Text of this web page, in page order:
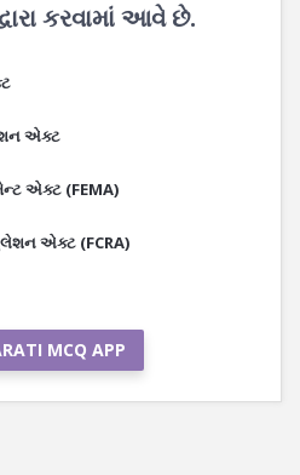
કરવામાં આવે છે.
એક્ટ
એક્ટ (FEMA)
એક્ટ (FCRA)
MCQ APP